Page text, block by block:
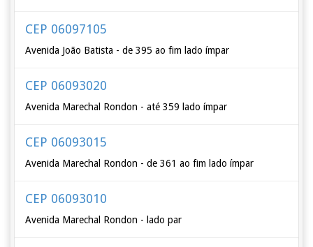
CEP 06097105
Avenida João Batista - de 395 ao fim lado ímpar
CEP 06093020
Avenida Marechal Rondon - até 359 lado ímpar
CEP 06093015
Avenida Marechal Rondon - de 361 ao fim lado ímpar
CEP 06093010
Avenida Marechal Rondon - lado par